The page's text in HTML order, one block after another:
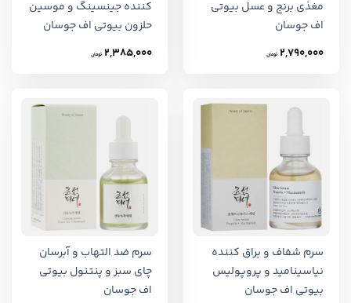
مغذی برنج و عسل بیوتی
اف جوسان
2,790,000 تومان
کننده جینسینگ و موسین
حلزون بیوتی اف جوسان
2,385,000 تومان
سرم شفاف و براق کننده
نیاسینامید و پروپولیس
بیوتی اف جوسان
سرم ضد التهاب و آبرسان
چای سبز و پنتنول بیوتی
اف جوسان